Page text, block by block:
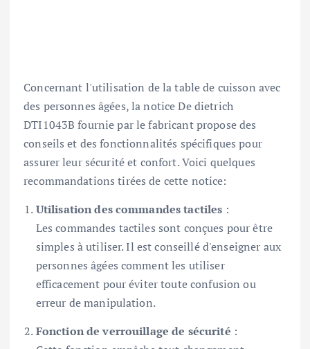
Concernant l'utilisation de la table de cuisson avec
des personnes âgées, la notice De dietrich
DTI1043B fournie par le fabricant propose des
conseils et des fonctionnalités spécifiques pour
assurer leur sécurité et confort. Voici quelques
recommandations tirées de cette notice:
Utilisation des commandes tactiles :
Les commandes tactiles sont conçues pour être
simples à utiliser. Il est conseillé d'enseigner aux
personnes âgées comment les utiliser
efficacement pour éviter toute confusion ou
erreur de manipulation.
Fonction de verrouillage de sécurité :